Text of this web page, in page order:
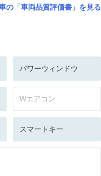
の「車両品質評価書」を見る
パワーウィンドウ
Wエアコン
スマートキー